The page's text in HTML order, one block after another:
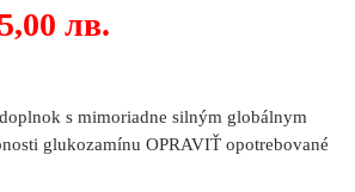
лв..
лв.
105,00 лв..
s mimoriadne silným globálnym
glukozamínu OPRAVIŤ opotrebované